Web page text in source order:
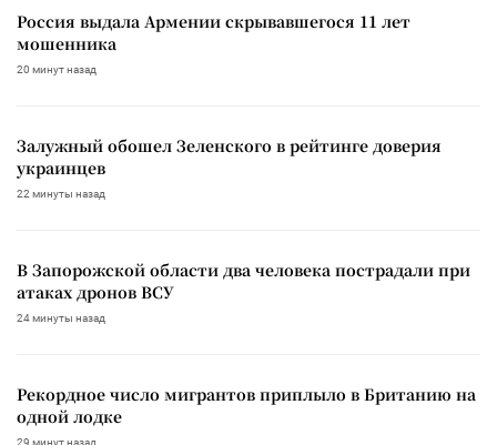
Россия выдала Армении скрывавшегося 11 лет
мошенника
20 минут назад
Залужный обошел Зеленского в рейтинге доверия
украинцев
22 минуты назад
В Запорожской области два человека пострадали при
атаках дронов ВСУ
24 минуты назад
Рекордное число мигрантов приплыло в Британию на
одной лодке
29 минут назад